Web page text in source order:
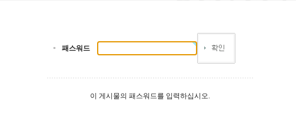
패스워드
이 게시물의 패스워드를 입력하십시오.